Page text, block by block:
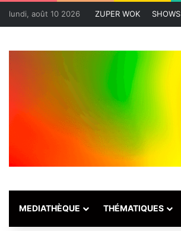
lundi, août 10 2026 ZUPER WOK SHOWS
MEDIATHÈQUE THÉMATIQUES